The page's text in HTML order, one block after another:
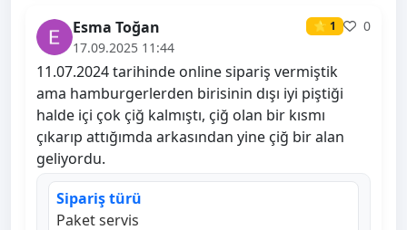
Esma Toğan ⭐ 1
0
17.09.2025 11:44
11.07.2024 tarihinde online sipariş vermiştik
ama hamburgerlerden birisinin dışı iyi piştiği
halde içi çok çiğ kalmıştı, çiğ olan bir kısmı
çıkarıp attığımda arkasından yine çiğ bir alan
geliyordu.
Sipariş türü
Paket servis